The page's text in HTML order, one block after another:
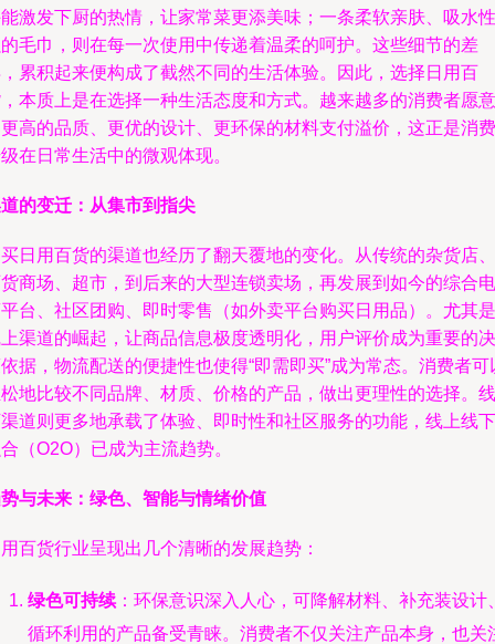
激发下厨的热情，让家常菜更添美味；一条柔软亲肤、吸水性
毛巾，则在每一次使用中传递着温柔的呵护。这些细节的差
累积起来便构成了截然不同的生活体验。因此，选择日用百
本质上是在选择一种生活态度和方式。越来越多的消费者愿意
高的品质、更优的设计、更环保的材料支付溢价，这正是消费
在日常生活中的微观体现。
的变迁：从集市到指尖
日用百货的渠道也经历了翻天覆地的变化。从传统的杂货店、
商场、超市，到后来的大型连锁卖场，再发展到如今的综合电
台、社区团购、即时零售（如外卖平台购买日用品）。尤其是
渠道的崛起，让商品信息极度透明化，用户评价成为重要的决
据，物流配送的便捷性也使得“即需即买”成为常态。消费者可
地比较不同品牌、材质、价格的产品，做出更理性的选择。线
道则更多地承载了体验、即时性和社区服务的功能，线上线下
（O2O）已成为主流趋势。
与未来：绿色、智能与情绪价值
百货行业呈现出几个清晰的发展趋势：
绿色可持续：环保意识深入人心，可降解材料、补充装设计
循环利用的产品备受青睐。消费者不仅关注产品本身，也关